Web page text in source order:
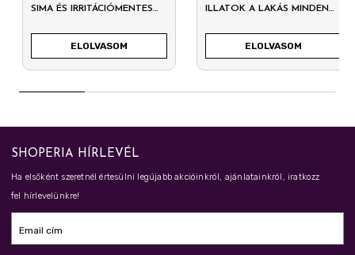
SIMA ÉS IRRITÁCIÓMENTES
ELOLVASOM
ILLATOK A LAKÁS MINDEN
ELOLVASOM
SHOPERIA HÍRLEVÉL
Ha elsőként szeretnél értesülni legújabb akcióinkról, ajánlatainkról, iratkozz
fel hírlevelünkre!
Email cím